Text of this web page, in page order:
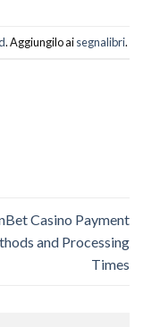
. Aggiungilo aisegnalibri.
Casino Payment
and Processing
Times